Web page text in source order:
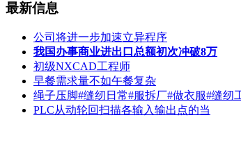
最新信息
公司将进一步加速立异程序
我国办事商业进出口总额初次冲破8万
初级NXCAD工程师
早餐需求量不如午餐复杂
绳子压脚#缝纫日常#服拆厂#做衣服#缝纫
PLC从动轮回扫描各输入输出点的当